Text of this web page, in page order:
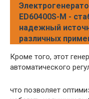
ED60400S-M -
надежный
различных
Кроме того, этот
автоматического
что позволяет